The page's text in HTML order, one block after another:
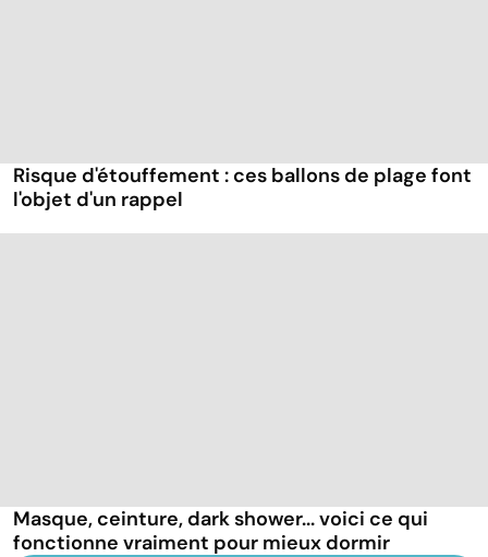
Risque d'étouffement : ces ballons de plage font
l'objet d'un rappel
Masque, ceinture, dark shower... voici ce qui
fonctionne vraiment pour mieux dormir